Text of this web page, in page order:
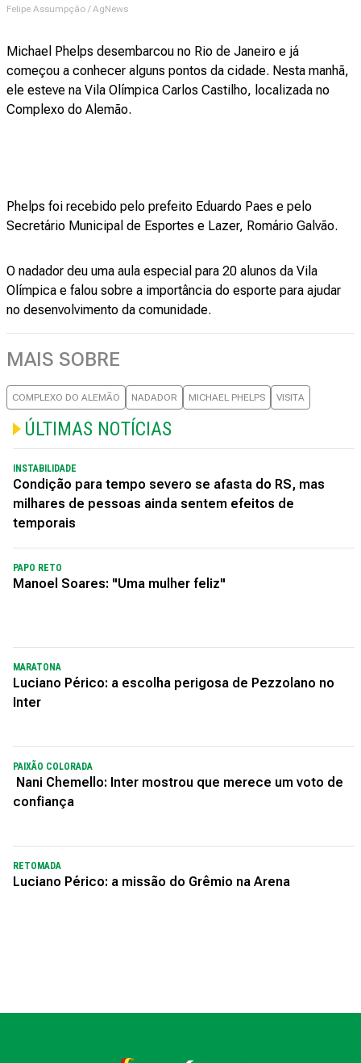
Felipe Assumpção / AgNews
Michael Phelps desembarcou no Rio de Janeiro e já
começou a conhecer alguns pontos da cidade. Nesta manhã,
ele esteve na Vila Olímpica Carlos Castilho, localizada no
Complexo do Alemão.
Phelps foi recebido pelo prefeito Eduardo Paes e pelo
Secretário Municipal de Esportes e Lazer, Romário Galvão.
O nadador deu uma aula especial para 20 alunos da Vila
Olímpica e falou sobre a importância do esporte para ajudar
no desenvolvimento da comunidade.
MAIS SOBRE
COMPLEXO DO ALEMÃO NADADOR MICHAEL PHELPS VISITA
ÚLTIMAS NOTÍCIAS
INSTABILIDADE
Condição para tempo severo se afasta do RS, mas
milhares de pessoas ainda sentem efeitos de
temporais
PAPO RETO
Manoel Soares: "Uma mulher feliz"
MARATONA
Luciano Périco: a escolha perigosa de Pezzolano no
Inter
PAIXÃO COLORADA
Nani Chemello: Inter mostrou que merece um voto de
confiança
RETOMADA
Luciano Périco: a missão do Grêmio na Arena